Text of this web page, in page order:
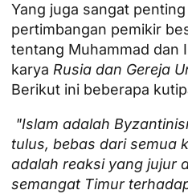
Yang juga sangat
pertimbangan pemikir
tentang Muhammad dan
karya Rusia dan Gereja
Berikut ini beberapa
"Islam adalah
tulus, bebas dari semua
adalah reaksi yang jujur
semangat Timur